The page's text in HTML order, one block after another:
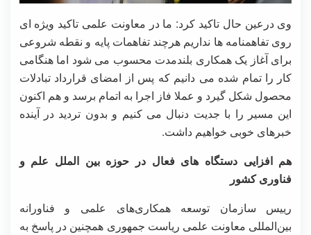
وی درعین حال تاکید کرد: ما در معاونت علمی تاکید ویژه ای
روی تفاهمنامه ها نداریم هرچند تفاهمات پایه و نقطه شروعی
برای آغاز یک همکاری بلندمدت محسوب می شود اما هنگامی
کار را تمام شده می دانیم که پس از امضای قرارداد تبادلات
محصول شکل گیرد و عملا فاز اجرا به اتمام برسد و هم اکنون
این مسیر را با جدیت دنبال می کنیم و بدون تردید در آینده
خبرهای خوبی خواهیم داشت.
هم افزایی دستگاه های فعال در حوزه بین الملل علم و
فناوری کشور
رییس سازمان توسعه همکاری‌های علمی و فناورانه
بین‌المللی معاونت علمی ریاست جمهوری همچنین در پاسخ به